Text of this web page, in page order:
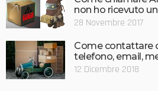
non ho ricevuto
28 Novembre 2017
Come contattare
telefono, email,
12 Dicembre 2018